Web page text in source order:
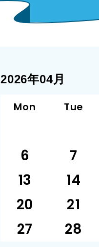
2026年04月
Mon Tue
6
7
13
14
20
21
27
28